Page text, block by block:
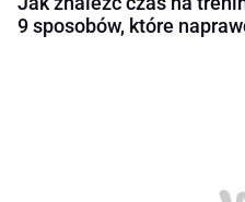
9 sposobów, które